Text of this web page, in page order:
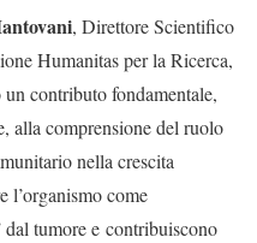
, Direttore Scientifico
Humanitas per la Ricerca,
contributo fondamentale,
alla comprensione del ruolo
nella crescita
l’organismo come
tumore e contribuiscono